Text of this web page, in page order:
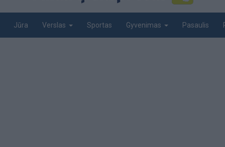
Jūra Verslas Sportas Gyvenimas Pasaulis